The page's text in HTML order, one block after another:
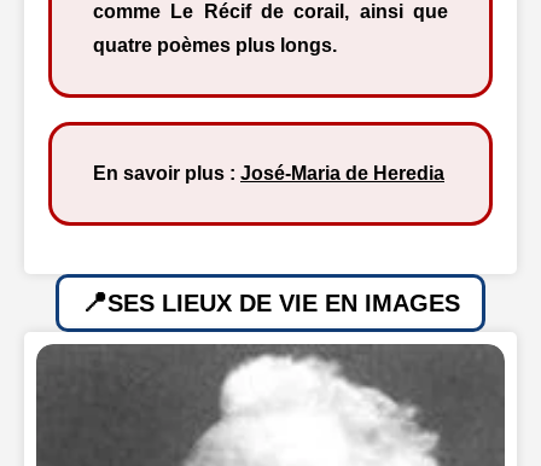
comme Le Récif de corail, ainsi que
quatre poèmes plus longs.
En savoir plus : José-Maria de Heredia
SES LIEUX DE VIE EN IMAGES